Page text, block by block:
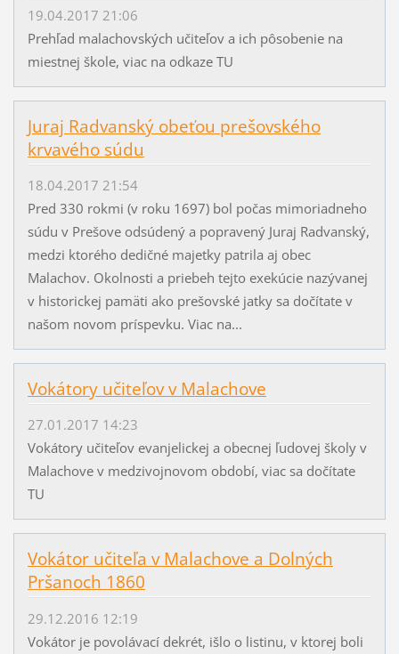
19.04.2017 21:06
Prehľad malachovských učiteľov a ich pôsobenie na
miestnej škole, viac na odkaze TU
Juraj Radvanský obeťou prešovského
krvavého súdu
18.04.2017 21:54
Pred 330 rokmi (v roku 1697) bol počas mimoriadneho
súdu v Prešove odsúdený a popravený Juraj Radvanský,
medzi ktorého dedičné majetky patrila aj obec
Malachov. Okolnosti a priebeh tejto exekúcie nazývanej
v historickej pamäti ako prešovské jatky sa dočítate v
našom novom príspevku. Viac na...
Vokátory učiteľov v Malachove
27.01.2017 14:23
Vokátory učiteľov evanjelickej a obecnej ľudovej školy v
Malachove v medzivojnovom období, viac sa dočítate
TU
Vokátor učiteľa v Malachove a Dolných
Pršanoch 1860
29.12.2016 12:19
Vokátor je povolávací dekrét, išlo o listinu, v ktorej boli